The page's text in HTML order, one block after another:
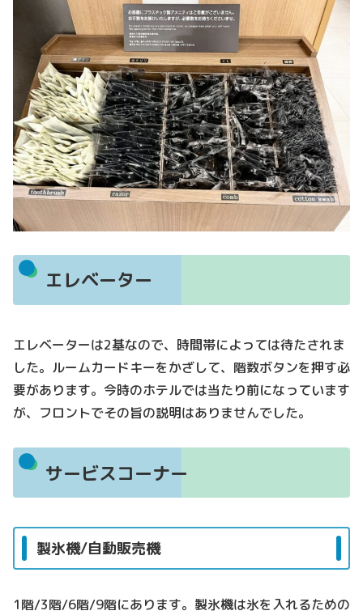
エレベーター
エレベーターは2基なので、時間帯によっては待たされま
した。ルームカードキーをかざして、階数ボタンを押す必
要があります。今時のホテルでは当たり前になっています
が、フロントでその旨の説明はありませんでした。
サービスコーナー
製氷機/自動販売機
1階/3階/6階/9階にあります。製氷機は氷を入れるための